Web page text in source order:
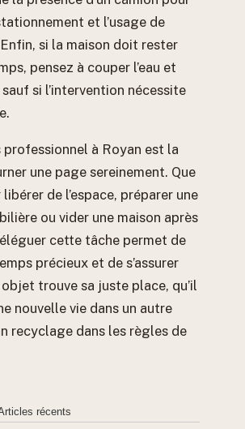
et l’usage de
Enfin, si la maison doit rester
pensez à couper l’eau et
si l’intervention nécessite
professionnel à Royan est la
une page sereinement. Que
de l’espace, préparer une
ou vider une maison après
cette tâche permet de
précieux et de s’assurer
trouve sa juste place, qu’il
nouvelle vie dans un autre
recyclage dans les règles de
récents